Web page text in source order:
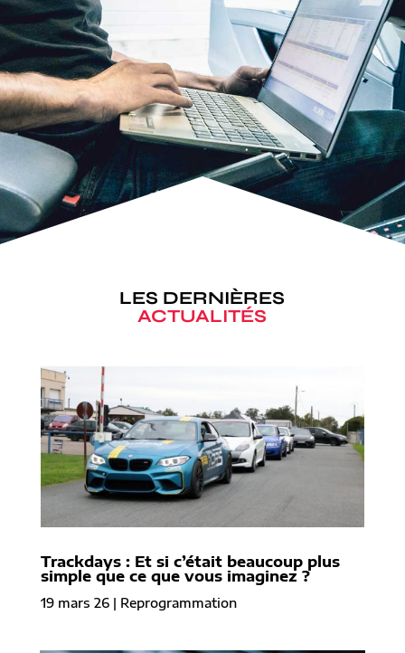
LES DERNIÈRES
ACTUALITÉS
Trackdays : Et si c’était beaucoup plus
simple que ce que vous imaginez ?
19 mars 26| Reprogrammation